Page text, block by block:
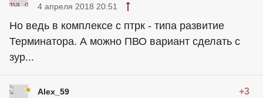
4 апреля 2018 20:51
Но ведь в комплексе с птрк - типа развитие
Терминатора. А можно ПВО вариант сделать с
зур...
Alex_59 +3